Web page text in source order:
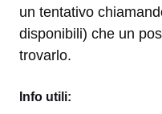
un tentativo
disponibili) che un
trovarlo.
Info utili: